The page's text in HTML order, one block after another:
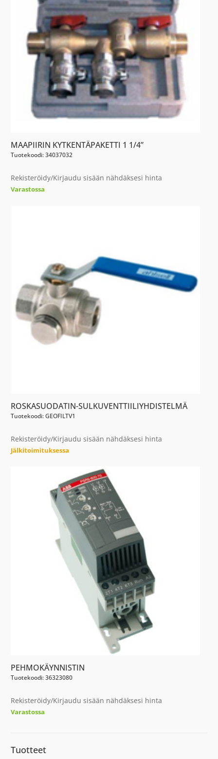
MAAPIIRIN KYTKENTÄPAKETTI 1 1/4”
Tuotekoodi: 34037032
Rekisteröidy/Kirjaudu sisään nähdäksesi hinta
Varastossa
ROSKASUODATIN-SULKUVENTTIILIYHDISTELMÄ
Tuotekoodi: GEOFILTV1
Rekisteröidy/Kirjaudu sisään nähdäksesi hinta
Jälkitoimituksessa
PEHMOKÄYNNISTIN
Tuotekoodi: 36323080
Rekisteröidy/Kirjaudu sisään nähdäksesi hinta
Varastossa
Tuotteet